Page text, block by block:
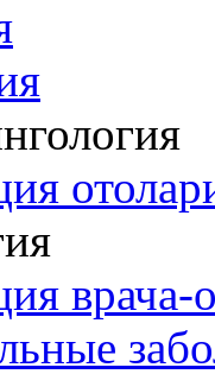
врача-